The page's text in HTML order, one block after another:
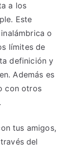
a los
Este
o
límites de
definición y
Además es
con otros
tus amigos,
del